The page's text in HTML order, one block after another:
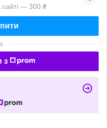
сайті — 300 ₴
з